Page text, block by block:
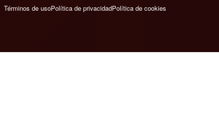
Términos de usoPolítica de privacidadPolítica de cookies